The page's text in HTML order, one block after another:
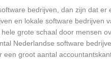
bedrijven, dan zijn dat
en lokale software bedrijven
grote schaal door mensen
Nederlandse software
een groot aantal